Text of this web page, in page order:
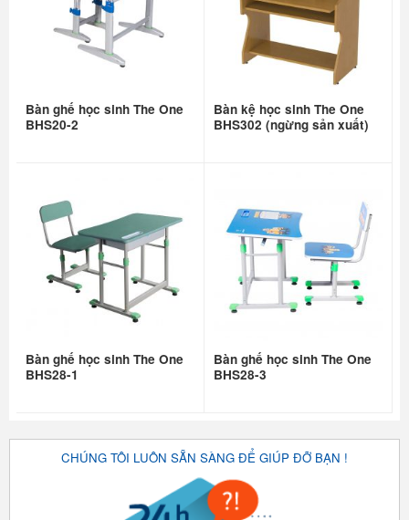
Bàn ghế học sinh The One
BHS20-2
Bàn kệ học sinh The One
BHS302 (ngừng sản xuất)
Bàn ghế học sinh The One
BHS28-1
Bàn ghế học sinh The One
BHS28-3
CHÚNG TÔI LUÔN SẴN SÀNG ĐỂ GIÚP ĐỠ BẠN !